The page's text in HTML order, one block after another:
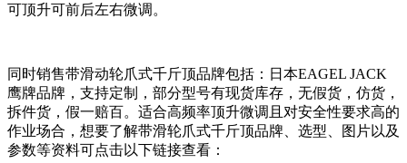
可顶升可前后左右微调。
同时销售带滑动轮爪式千斤顶品牌包括：日本EAGEL JACK
鹰牌品牌，支持定制，部分型号有现货库存，无假货，仿货，
拆件货，假一赔百。适合高频率顶升微调且对安全性要求高的
作业场合，想要了解带滑轮爪式千斤顶品牌、选型、图片以及
参数等资料可点击以下链接查看：